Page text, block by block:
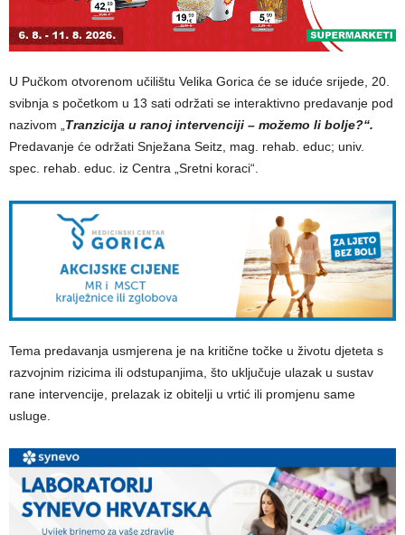
U Pučkom otvorenom učilištu Velika Gorica će se iduće srijede, 20.
svibnja s početkom u 13 sati održati se interaktivno predavanje pod
nazivom „ Tranzicija u ranoj intervenciji – možemo li bolje?“.
Predavanje će održati Snježana Seitz, mag. rehab. educ; univ.
spec. rehab. educ. iz Centra „Sretni koraci“.
Tema predavanja usmjerena je na kritične točke u životu djeteta s
razvojnim rizicima ili odstupanjima, što uključuje ulazak u sustav
rane intervencije, prelazak iz obitelji u vrtić ili promjenu same
usluge.